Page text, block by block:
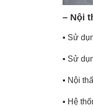
– Nội
▪️ Sử
▪️ Sử
▪️ Nội
▪️ Hệ